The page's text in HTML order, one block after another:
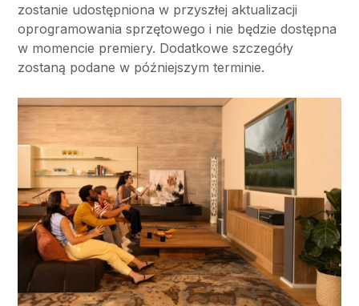
zostanie udostępniona w przyszłej aktualizacji
oprogramowania sprzętowego i nie będzie dostępna
w momencie premiery. Dodatkowe szczegóły
zostaną podane w późniejszym terminie.